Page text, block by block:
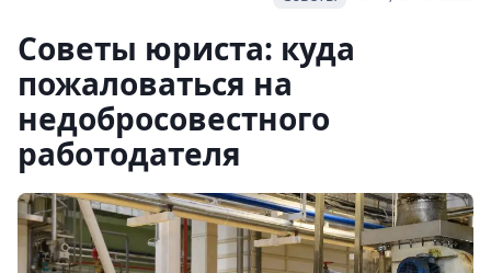
Советы юриста: куда
пожаловаться на
недобросовестного
работодателя